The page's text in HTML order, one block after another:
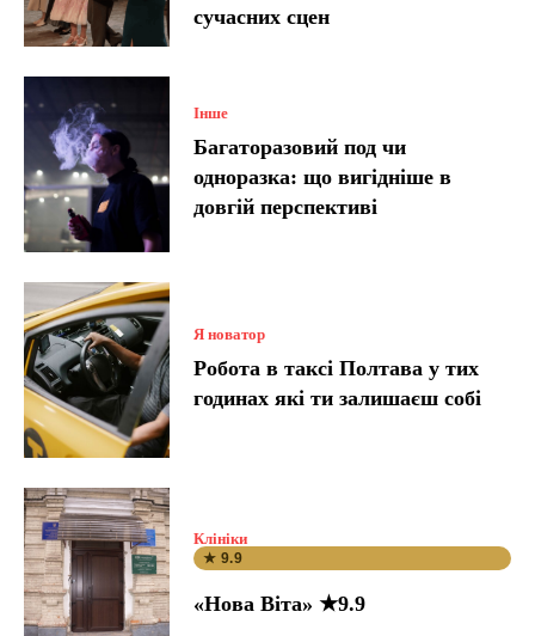
сучасних сцен
Інше
Багаторазовий под чи
одноразка: що вигідніше в
довгій перспективі
Я новатор
Робота в таксі Полтава у тих
годинах які ти залишаєш собі
Клініки
★ 9.9
«Нова Віта» ★9.9